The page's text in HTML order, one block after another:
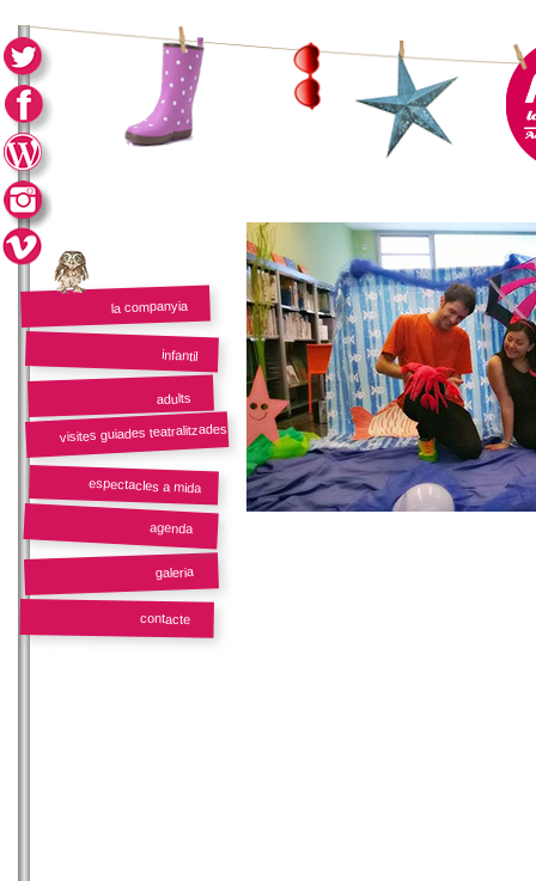
la companyia
infantil
adults
visites guiades teatralitzades
espectacles a mida
agenda
galeria
contacte